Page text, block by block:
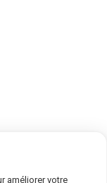
|Cookies
améliorer votre